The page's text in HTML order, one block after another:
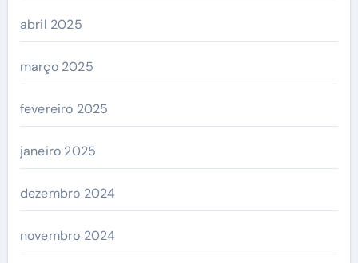
abril 2025
março 2025
fevereiro 2025
janeiro 2025
dezembro 2024
novembro 2024